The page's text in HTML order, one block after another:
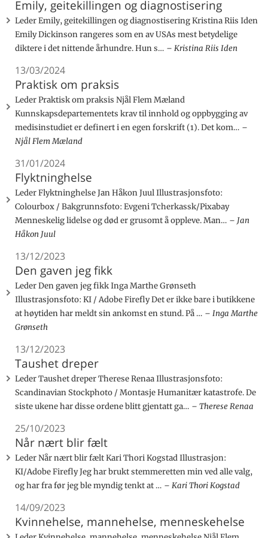
Emily, geitekillingen og diagnostisering
Leder Emily, geitekillingen og diagnostisering Kristina Riis Iden
Emily Dickinson rangeres som en av USAs mest betydelige
diktere i det nittende århundre. Hun s…
Kristina Riis Iden
13/03/2024
Praktisk om praksis
Leder Praktisk om praksis Njål Flem Mæland
Kunnskapsdepartementets krav til innhold og oppbygging av
medisinstudiet er definert i en egen forskrift (1). Det kom…
Njål Flem Mæland
31/01/2024
Flyktninghelse
Leder Flyktninghelse Jan Håkon Juul Illustrasjonsfoto:
Colourbox / Bakgrunnsfoto: Evgeni Tcherkassk/Pixabay
Menneskelig lidelse og død er grusomt å oppleve. Man…
Jan
Håkon Juul
13/12/2023
Den gaven jeg fikk
Leder Den gaven jeg fikk Inga Marthe Grønseth
Illustrasjonsfoto: KI / Adobe Firefly Det er ikke bare i butikkene
at høytiden har meldt sin ankomst en stund. På …
Inga Marthe
Grønseth
13/12/2023
Taushet dreper
Leder Taushet dreper Therese Renaa Illustrasjonsfoto:
Scandinavian Stockphoto / Montasje Humanitær katastrofe. De
siste ukene har disse ordene blitt gjentatt ga…
Therese Renaa
25/10/2023
Når nært blir fælt
Leder Når nært blir fælt Kari Thori Kogstad Illustrasjon:
KI/Adobe Firefly Jeg har brukt stemmeretten min ved alle valg,
og har fra før jeg ble myndig tenkt at …
Kari Thori Kogstad
14/09/2023
Kvinnehelse, mannehelse, menneskehelse